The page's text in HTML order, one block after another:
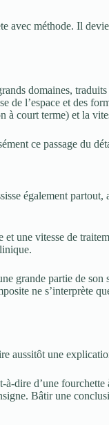
méthode. Il
domaines,
de l’espace et des
court terme) et la
ce passage du
également
une vitesse de
partie de
ne s’interprète
aussitôt une
dire d’une
Bâtir une